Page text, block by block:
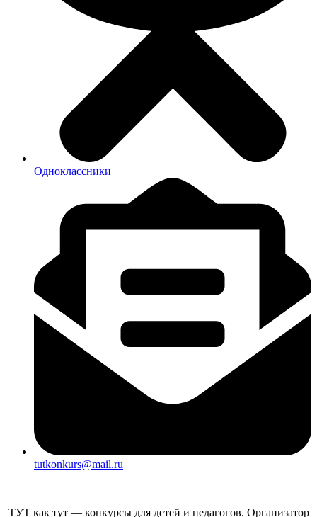
Одноклассники
tutkonkurs@mail.ru
ТУТ как тут — конкурсы для детей и педагогов. Организатор